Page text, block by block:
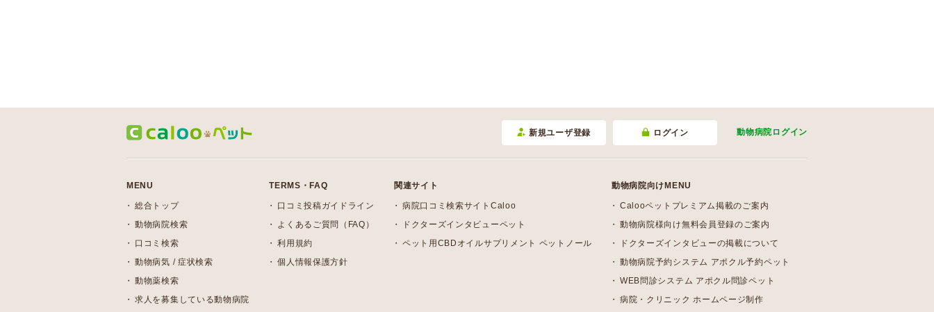
新規ユーザ登録 ログイン 動物病院 ログイン
MENU
総合トップ
動物病院検索
口コミ検索
動物病気 / 症状検索
動物薬検索
求人を募集している動物病院
TERMS・FAQ
口コミ投稿ガイドライン
よくあるご質問（FAQ）
利用規約
個人情報保護方針
関連サイト
病院口コミ検索サイトCaloo
ドクターズインタビューペット
ペット用CBDオイルサプリメント ペットノール
動物病院向けMENU
Calooペットプレミアム掲載のご案内
動物病院様向け無料会員登録のご案内
ドクターズインタビューの掲載について
動物病院予約システム アポクル予約ペット
WEB問診システム アポクル問診ペット
病院・クリニック ホームページ制作